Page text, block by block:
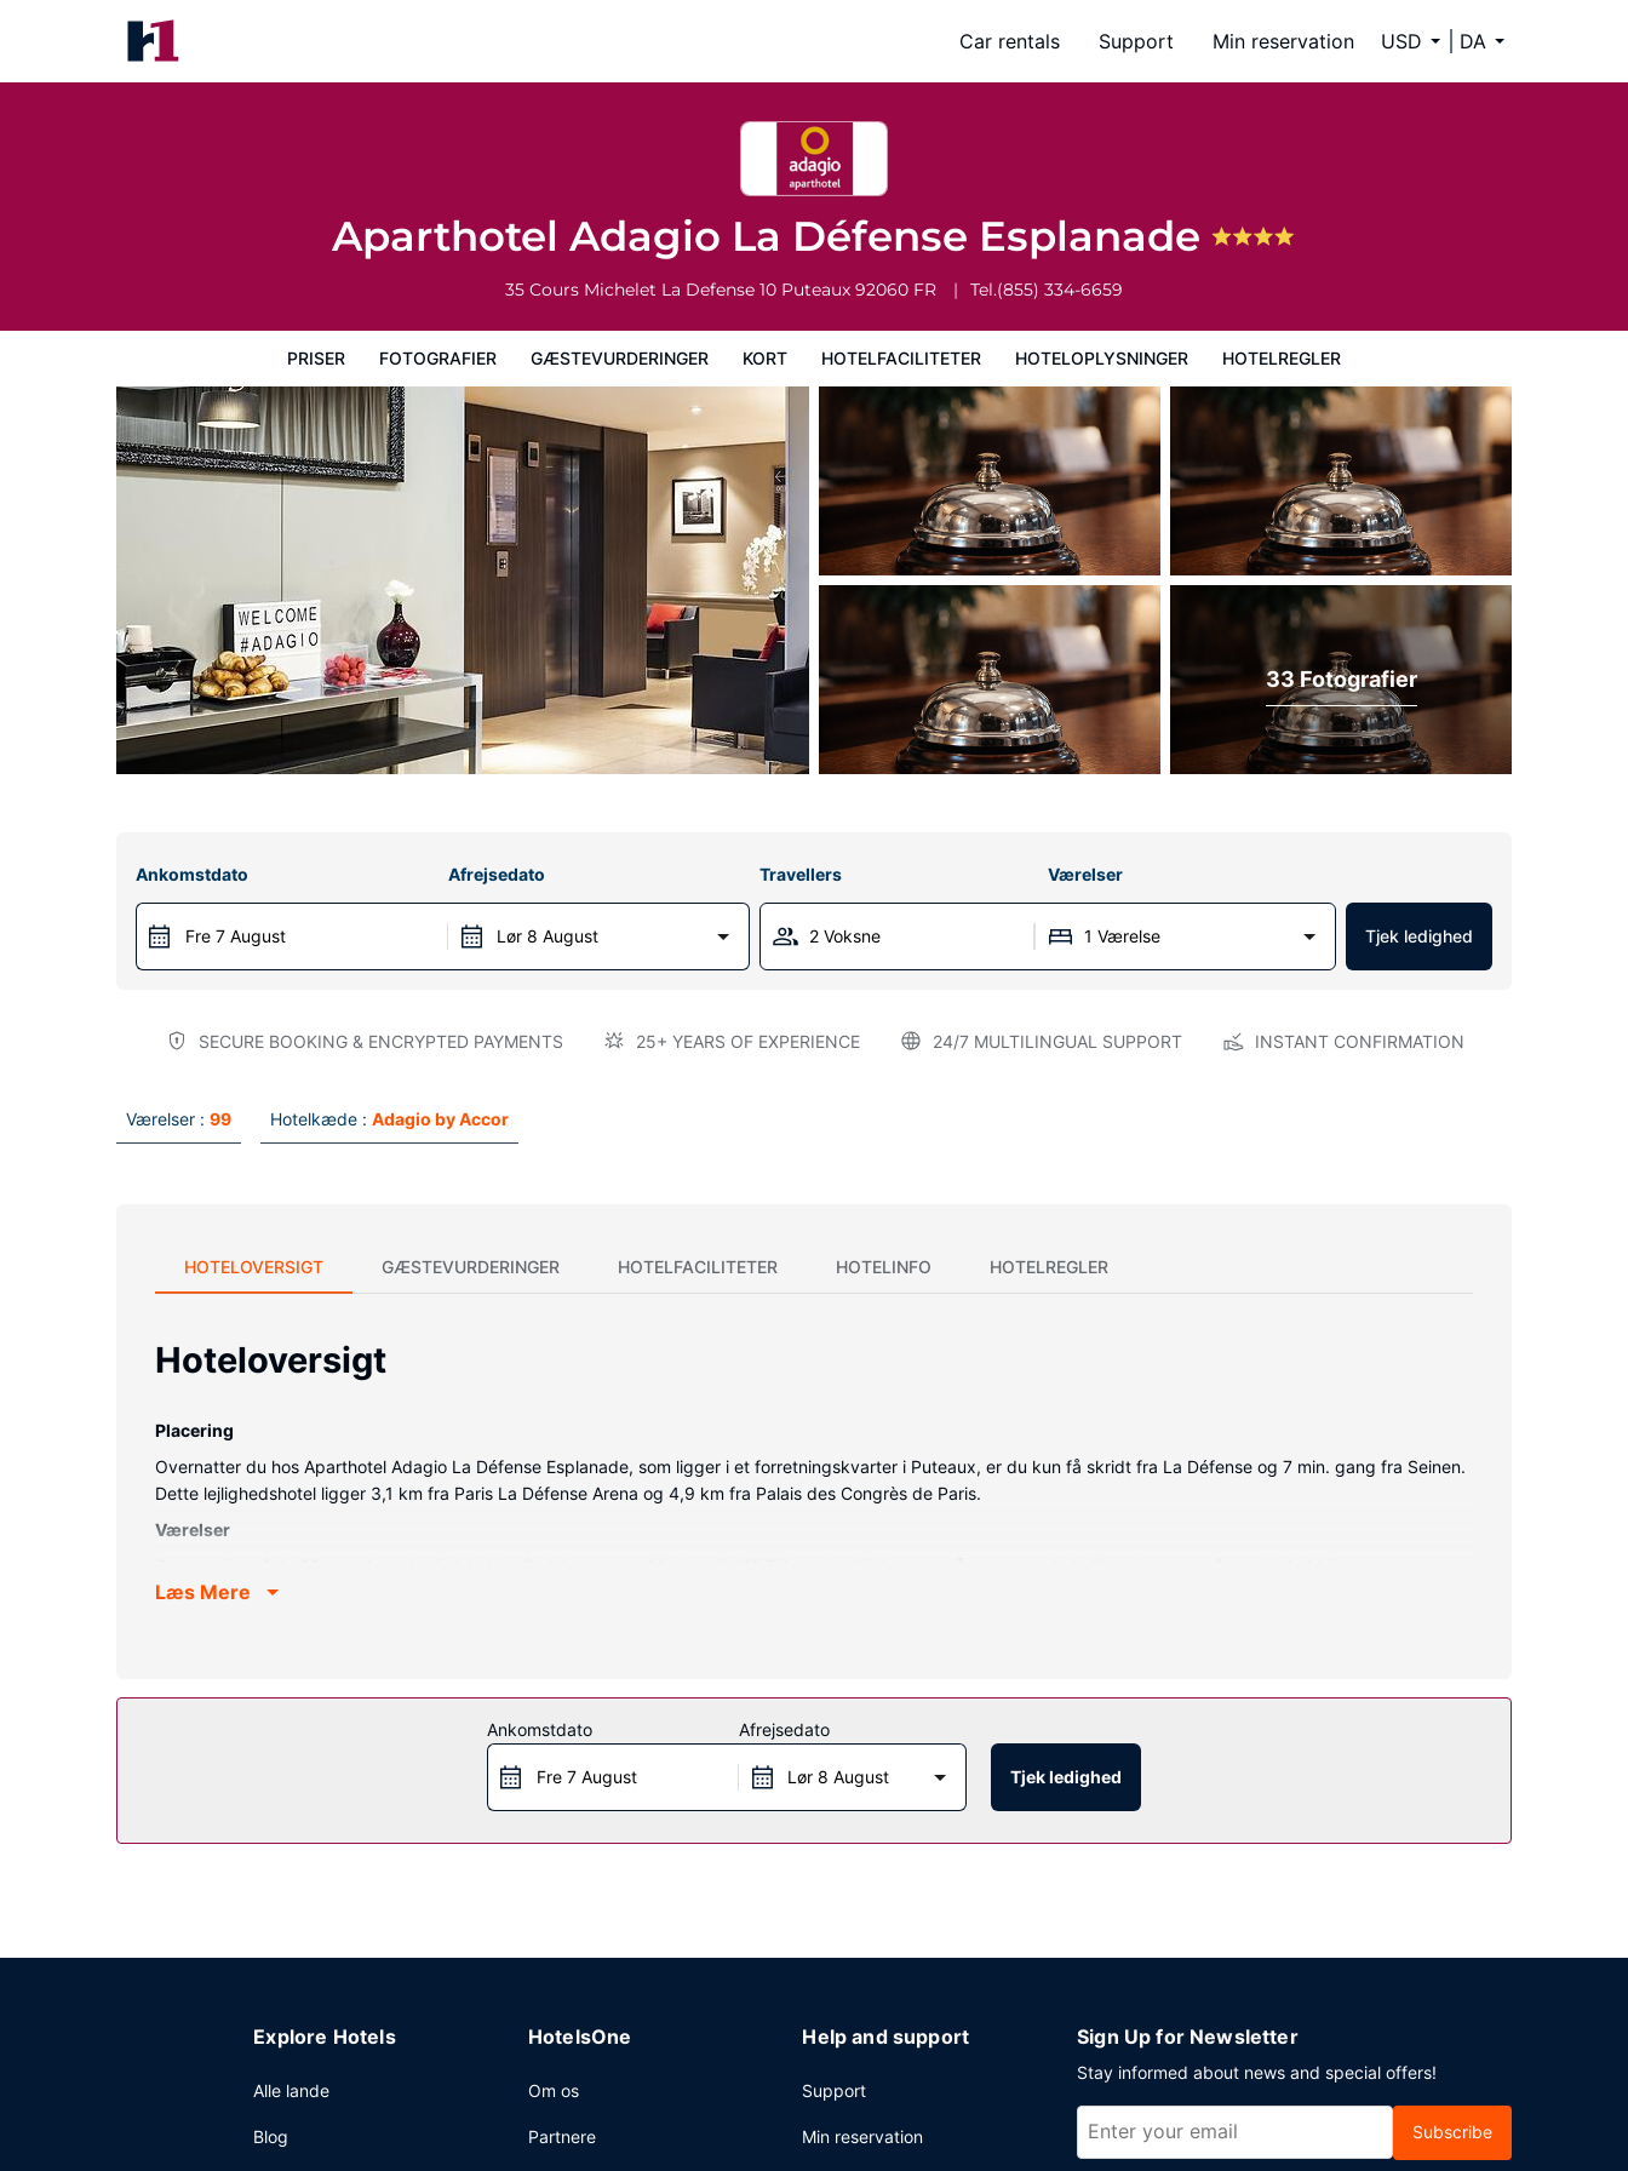
Car rentals Support Min reservation USD DA
Aparthotel Adagio La Défense Esplanade
35 Cours Michelet La Defense 10 Puteaux 92060 FR Tel.(855) 334-6659
PRISER FOTOGRAFIER GÆSTEVURDERINGER KORT HOTELFACILITETER HOTELOPLYSNINGER HOTELREGLER
Hotelregler
33 Fotografier
Ankomstdato
Fre 7 August
Afrejsedato
Lør 8 August
Travellers Værelser
2 Voksne 1 Værelse Tjek ledighed
SECURE BOOKING & ENCRYPTED PAYMENTS 25+ YEARS OF EXPERIENCE 24/7 MULTILINGUAL SUPPORT INSTANT CONFIRMATION
Værelser : 99 Hotelkæde : Adagio by Accor
HOTELOVERSIGT GÆSTEVURDERINGER HOTELFACILITETER HOTELINFO HOTELREGLER
Hoteloversigt
Placering
Overnatter du hos Aparthotel Adagio La Défense Esplanade, som ligger i et forretningskvarter i Puteaux, er du kun få skridt fra La Défense og 7 min. gang fra Seinen.
Dette lejlighedshotel ligger 3,1 km fra Paris La Défense Arena og 4,9 km fra Palais des Congrès de Paris.
Værelser
Badeværelserne har bruser og hårtørrer. Faciliteter inkluderer telefoner samt pengeskabe og skriveborde.
Restaurant
Takeaway-morgenmad tilbydes mod gebyr dagligt fra kl. 07.00 til kl. 10.00. LOCALIZE
Gæsterne har blandt andet adgang til renseri/vaskeservice, en døgnåben reception og en flersproget medarbejderstab.
Læs Mere
Ankomstdato
Fre 7 August
Afrejsedato
Lør 8 August Tjek ledighed
Explore Hotels
Alle lande
Blog
HotelsOne
Om os
Partnere
Help and support
Support
Min reservation
Sign Up for Newsletter
Stay informed about news and special offers!
Subscribe